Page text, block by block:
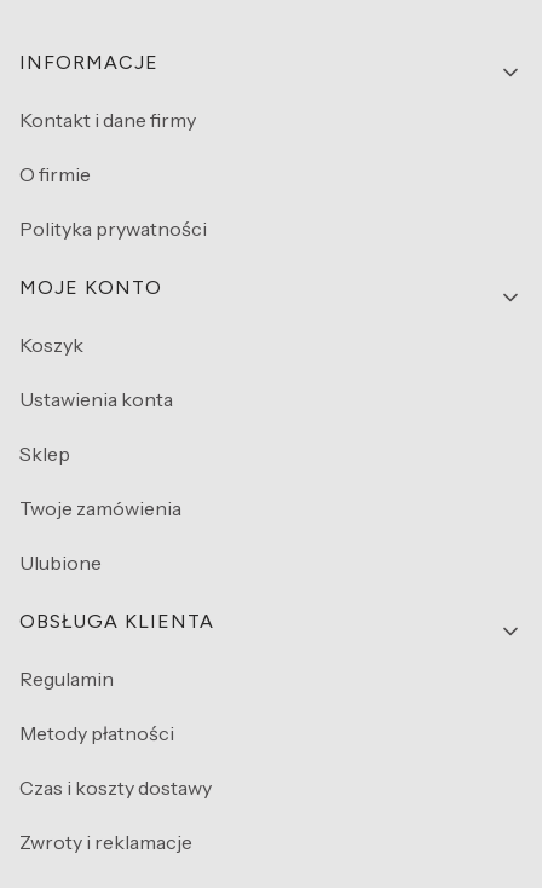
Linki w stopce
INFORMACJE
Kontakt i dane firmy
O firmie
Polityka prywatności
MOJE KONTO
Koszyk
Ustawienia konta
Sklep
Twoje zamówienia
Ulubione
OBSŁUGA KLIENTA
Regulamin
Metody płatności
Czas i koszty dostawy
Zwroty i reklamacje